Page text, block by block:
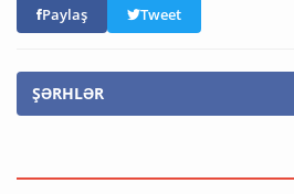
Paylaş Tweet
ŞƏRHLƏR